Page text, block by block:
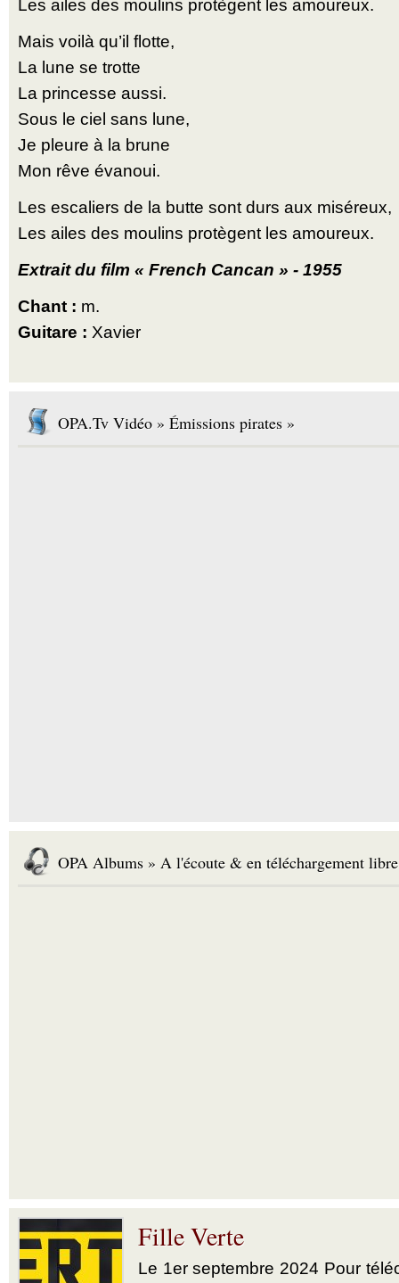
Les ailes des moulins protègent les amoureux.
Mais voilà qu’il flotte,
La lune se trotte
La princesse aussi.
Sous le ciel sans lune,
Je pleure à la brune
Mon rêve évanoui.
Les escaliers de la butte sont durs aux miséreux,
Les ailes des moulins protègent les amoureux.
Extrait du film « French Cancan » - 1955
Chant : m.
Guitare : Xavier
OPA.Tv Vidéo » Émissions pirates »
OPA Albums » A l'écoute & en téléchargement
Fille Verte
Le 1er septembre 2024 Pour